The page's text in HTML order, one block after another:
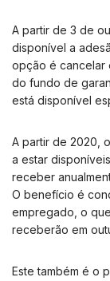
A partir de 3 de
disponível a
opção é cancelar
do fundo de
está disponível
A partir de 2020,
a estar
receber
O benefício é
empregado, o
receberão em
Este também é o